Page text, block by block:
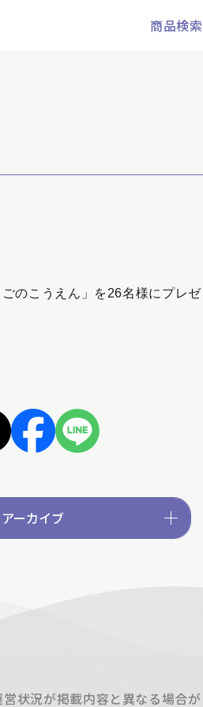
商品検索
のこうえん」を26名様にプレゼ
アーカイブ
状況が掲載内容と異なる場合が